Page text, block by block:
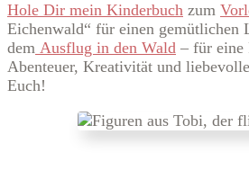
Hole Dir mein Kinderbuch zum
Eichenwald“ für einen gemütlichen
dem Ausflug in den Wald – für eine
Abenteuer, Kreativität und
Euch!